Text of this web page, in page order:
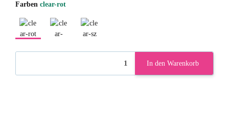
Farben clear-rot
In den Warenkorb